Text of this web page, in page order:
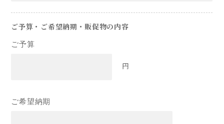
ご予算・ご希望納期・販促物の内容
ご予算
円
ご希望納期